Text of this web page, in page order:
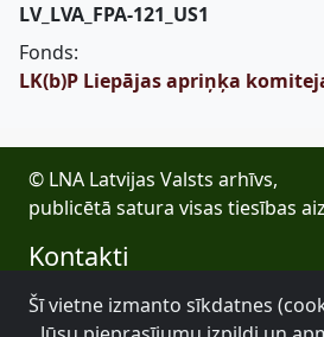
LV_LVA_FPA-121_US1
Fonds:
LK(b)P Liepājas apriņķa
© LNA Latvijas Valsts arhīvs,
publicētā satura visas tiesības
Kontakti
E-pasts: lva@arhivi.gov.lv
Tālrunis: +371 20027447
Šī vietne izmanto sīkdatnes